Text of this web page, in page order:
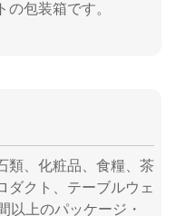
包装箱です。
類、化粧品、食糧、茶
ダクト、テーブルウェ
以上のパッケージ・